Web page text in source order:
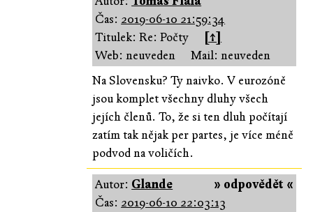
Čas: 2019-06-10 21:59:34
Titulek: Re: Počty
[↑]
Web: neuveden
Mail: neuveden
Na Slovensku? Ty naivko. V eurozóně
jsou komplet všechny dluhy všech
jejích členů. To, že si ten dluh počítají
zatím tak nějak per partes, je více méně
podvod na voličích.
» odpovědět «
Autor: Glande
Čas: 2019-06-10 22:03:13